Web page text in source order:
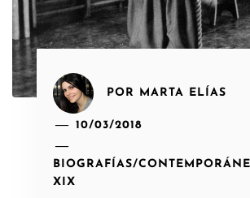
POR MARTA ELÍAS
10/03/2018
BIOGRAFÍAS/
XIX